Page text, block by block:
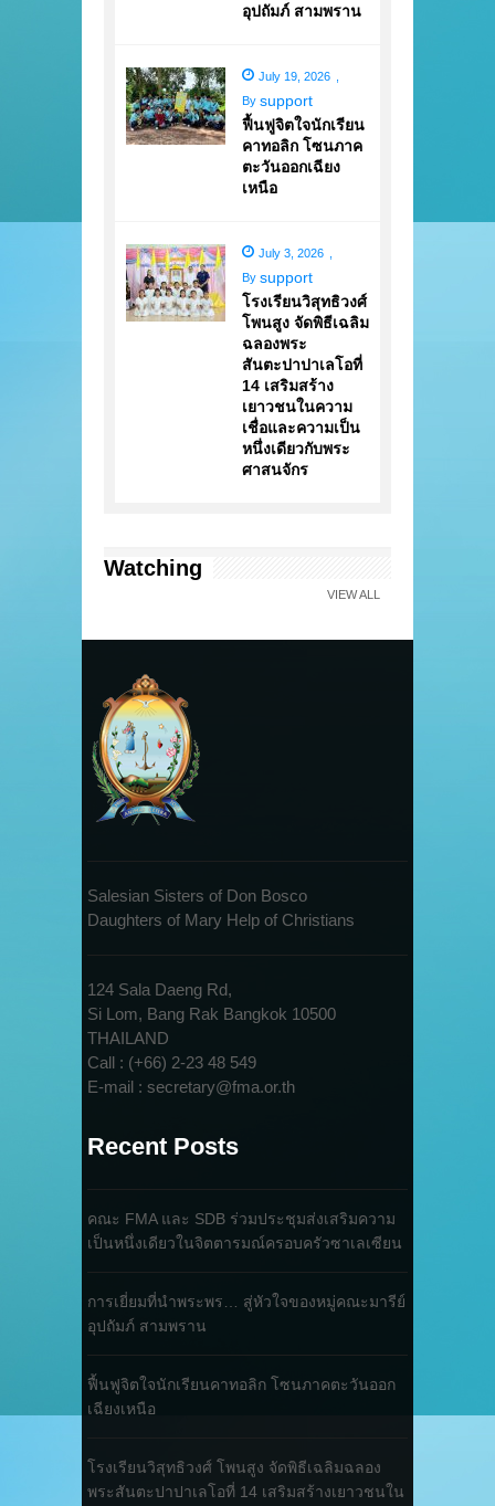
อุปถัมภ์ สามพราน
July 19, 2026
By support
ฟื้นฟูจิตใจนักเรียน
คาทอลิก โซนภาค
ตะวันออกเฉียง
เหนือ
July 3, 2026
By support
โรงเรียนวิสุทธิวงศ์
โพนสูง จัดพิธีเฉลิม
ฉลองพระ
สันตะปาปาเลโอที่
14 เสริมสร้าง
เยาวชนในความ
เชื่อและความเป็น
หนึ่งเดียวกับพระ
ศาสนจักร
Watching
VIEW ALL
Salesian Sisters of Don Bosco
Daughters of Mary Help of Christians
124 Sala Daeng Rd,
Si Lom, Bang Rak Bangkok 10500
THAILAND
Call : (+66) 2-23 48 549
E-mail : secretary@fma.or.th
Recent Posts
คณะ FMA และ SDB ร่วมประชุมส่งเสริมความ
เป็นหนึ่งเดียวในจิตตารมณ์ครอบครัวซาเลเซียน
การเยี่ยมที่นำพระพร… สู่หัวใจของหมู่คณะมารีย์
อุปถัมภ์ สามพราน
ฟื้นฟูจิตใจนักเรียนคาทอลิก โซนภาคตะวันออก
เฉียงเหนือ
โรงเรียนวิสุทธิวงศ์ โพนสูง จัดพิธีเฉลิมฉลอง
พระสันตะปาปาเลโอที่ 14 เสริมสร้างเยาวชนใน